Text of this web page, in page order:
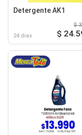
Detergente AK1
24 días
$
$